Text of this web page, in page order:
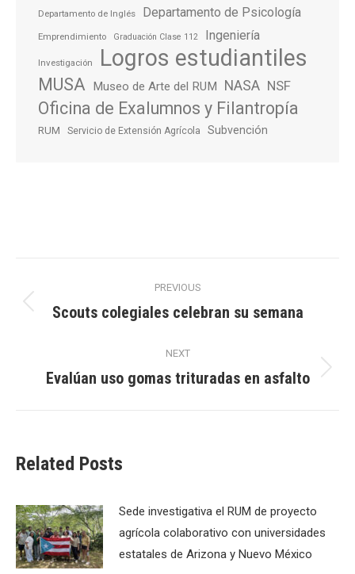
Departamento de Inglés Departamento de Psicología
Emprendimiento Graduación Clase 112 Ingeniería
Investigación Logros estudiantiles
MUSA Museo de Arte del RUM NASA NSF
Oficina de Exalumnos y Filantropía
RUM Servicio de Extensión Agrícola Subvención
navigation
PREVIOUS
Previous
Scouts colegiales celebran su semana
NEXT
Next
Evalúan uso gomas trituradas en asfalto
Related Posts
Sede investigativa el RUM de proyecto
agrícola colaborativo con universidades
estatales de Arizona y Nuevo México